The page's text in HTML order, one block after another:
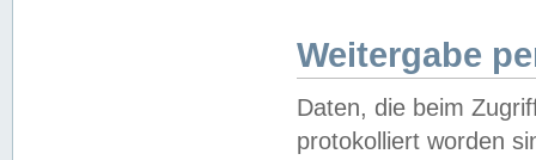
Weitergabe
Daten, die beim
protokolliert worden